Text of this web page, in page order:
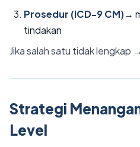
Prosedur (ICD-9 CM)→
tindakan
Jika salah satu tidak lengkap
Strategi
Level